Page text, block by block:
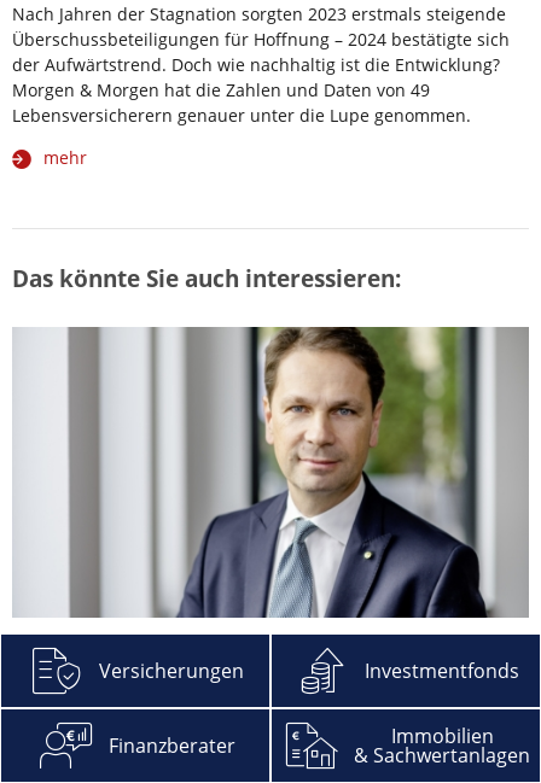
Nach Jahren der Stagnation sorgten 2023 erstmals steigende
Überschussbeteiligungen für Hoffnung – 2024 bestätigte sich
der Aufwärtstrend. Doch wie nachhaltig ist die Entwicklung?
Morgen & Morgen hat die Zahlen und Daten von 49
Lebensversicherern genauer unter die Lupe genommen.
mehr
Das könnte Sie auch interessieren:
Hitliste Finanzvertriebe 2026: Branche
bleibt auf Wachstumskurs
mehr
Versicherungen Investmentfonds
Finanzberater Immobilien
& Sachwertanlagen